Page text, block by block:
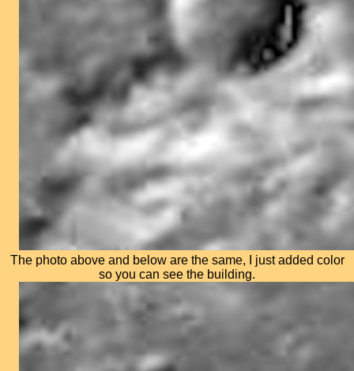
The photo above and below are the same, I just added color
so you can see the building.